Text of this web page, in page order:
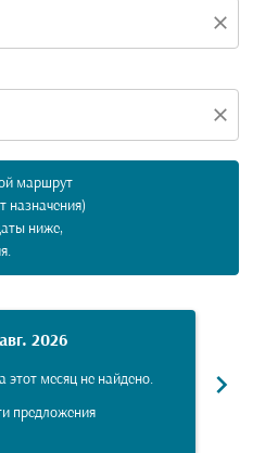
close
close
маршрут
назначения)
ниже,
авг. 2026
этот месяц не найдено.
предложения
chevron_right